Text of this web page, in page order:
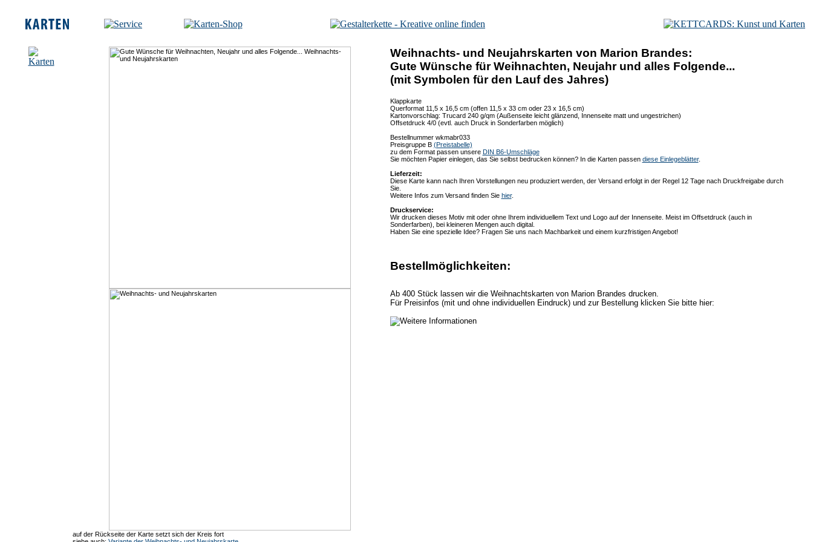
auf der Rückseite der Karte setzt sich der Kreis fort
Weihnachts- und Neujahrskarten von Marion Brandes:
Gute Wünsche für Weihnachten, Neujahr und alles Folgende...
(mit Symbolen für den Lauf des Jahres)
Klappkarte
Querformat 11,5 x 16,5 cm (offen 11,5 x 33 cm oder 23 x 16,5 cm)
Kartonvorschlag: Trucard 240 g/qm (Außenseite leicht glänzend, Innenseite matt und ungestrichen)
Offsetdruck 4/0 (evtl. auch Druck in Sonderfarben möglich)
Bestellnummer wkmabr033
Preisgruppe B (Preistabelle)
zu dem Format passen unsere DIN B6-Umschläge
Sie möchten Papier einlegen, das Sie selbst bedrucken können? In die Karten passen diese Einlegeblätter.
Lieferzeit:
Diese Karte kann nach Ihren Vorstellungen neu produziert werden, der Versand erfolgt in der Regel 12 Tage nach Druckfreigabe durch
Sie.
Weitere Infos zum Versand finden Sie hier.
Druckservice:
Wir drucken dieses Motiv mit oder ohne Ihrem individuellem Text und Logo auf der Innenseite. Meist im Offsetdruck (auch in
Sonderfarben), bei kleineren Mengen auch digital.
Haben Sie eine spezielle Idee? Fragen Sie uns nach Machbarkeit und einem kurzfristigen Angebot!
Bestellmöglichkeiten:
Ab 400 Stück lassen wir die Weihnachtskarten von Marion Brandes drucken.
Für Preisinfos (mit und ohne individuellen Eindruck) und zur Bestellung klicken Sie bitte hier: